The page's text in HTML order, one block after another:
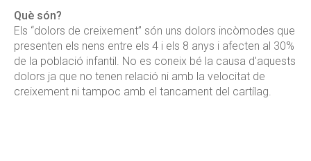
Què són?
Els “dolors de creixement” són uns dolors incòmodes que
presenten els nens entre els 4 i els 8 anys i afecten al 30%
de la població infantil. No es coneix bé la causa d'aquests
dolors ja que no tenen relació ni amb la velocitat de
creixement ni tampoc amb el tancament del cartílag.